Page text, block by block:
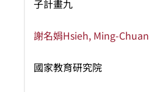
子計畫九
謝名娟Hsieh, Ming-Chuan
國家教育研究院